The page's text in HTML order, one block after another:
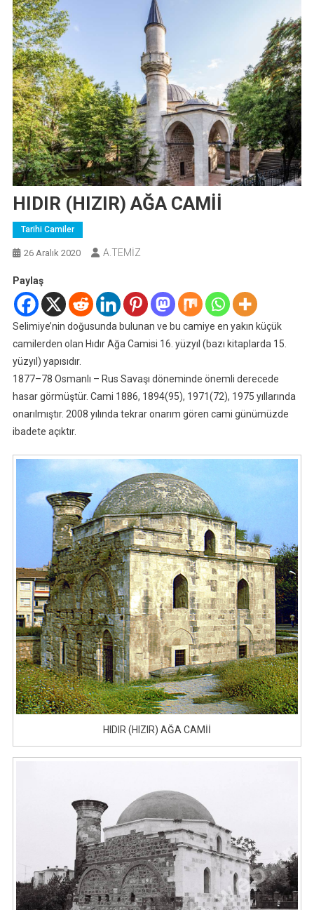
HIDIR (HIZIR) AĞA CAMİİ
Tarihi Camiler
26 Aralık 2020 A.TEMİZ
Paylaş
Selimiye’nin doğusunda bulunan ve bu camiye en yakın küçük
camilerden olan Hıdır Ağa Camisi 16. yüzyıl (bazı kitaplarda 15.
yüzyıl) yapısıdır.
1877–78 Osmanlı – Rus Savaşı döneminde önemli derecede
hasar görmüştür. Cami 1886, 1894(95), 1971(72), 1975 yıllarında
onarılmıştır. 2008 yılında tekrar onarım gören cami günümüzde
ibadete açıktır.
HIDIR (HIZIR) AĞA CAMİİ